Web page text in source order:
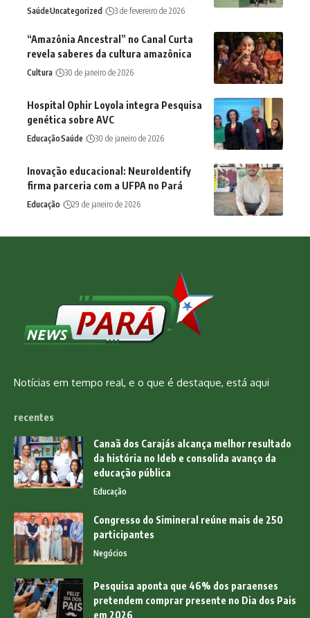
SaúdeUncategorized 3 de fevereiro de 2026
“Amazônia Ancestral” no Canal Curta
revela saberes da cultura amazônica
Cultura 30 de janeiro de 2026
Hospital Ophir Loyola integra Pesquisa
genética sobre AVC
EducaçãoSaúde 30 de janeiro de 2026
Inovação educacional: NeuroIdentify
firma parceria com a UFPA no Pará
Educação 29 de janeiro de 2026
Notícias em tempo real, e o que é destaque, está aqui
recentes
Canaã dos Carajás alcança melhor resultado
da história no Ideb e consolida avanço da
educação pública
Educação
Congresso do Simineral reúne mais de 250
participantes
Negócios
Pesquisa aponta que 46% dos paraenses
pretendem comprar presente no Dia dos Pais
em 2026